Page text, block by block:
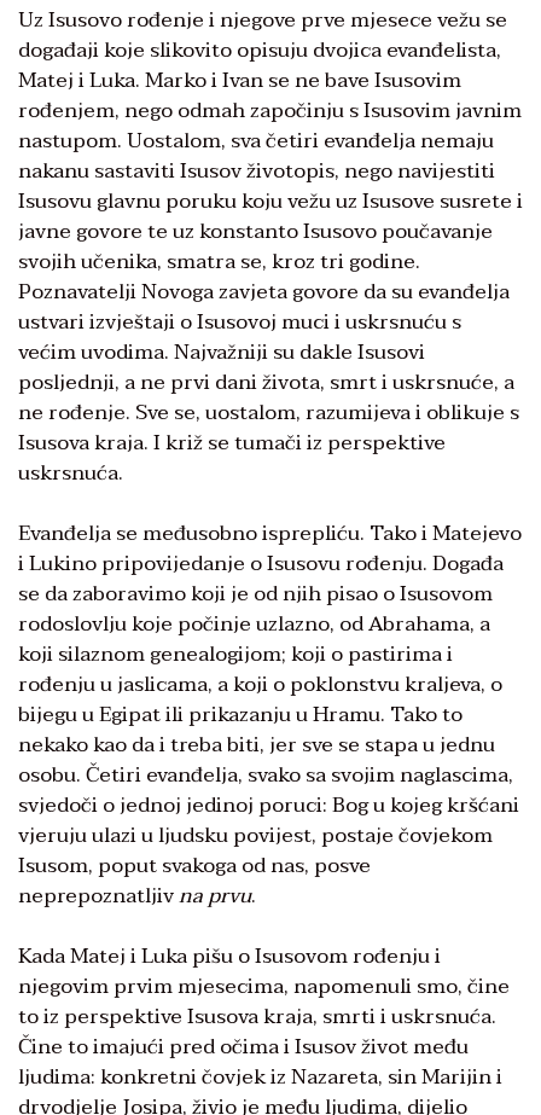
Uz Isusovo rođenje i njegove prve mjesece vežu se
događaji koje slikovito opisuju dvojica evanđelista,
Matej i Luka. Marko i Ivan se ne bave Isusovim
rođenjem, nego odmah započinju s Isusovim javnim
nastupom. Uostalom, sva četiri evanđelja nemaju
nakanu sastaviti Isusov životopis, nego navijestiti
Isusovu glavnu poruku koju vežu uz Isusove susrete i
javne govore te uz konstanto Isusovo poučavanje
svojih učenika, smatra se, kroz tri godine.
Poznavatelji Novoga zavjeta govore da su evanđelja
ustvari izvještaji o Isusovoj muci i uskrsnuću s
većim uvodima. Najvažniji su dakle Isusovi
posljednji, a ne prvi dani života, smrt i uskrsnuće, a
ne rođenje. Sve se, uostalom, razumijeva i oblikuje s
Isusova kraja. I križ se tumači iz perspektive
uskrsnuća.
Evanđelja se međusobno isprepliću. Tako i Matejevo
i Lukino pripovijedanje o Isusovu rođenju. Događa
se da zaboravimo koji je od njih pisao o Isusovom
rodoslovlju koje počinje uzlazno, od Abrahama, a
koji silaznom genealogijom; koji o pastirima i
rođenju u jaslicama, a koji o poklonstvu kraljeva, o
bijegu u Egipat ili prikazanju u Hramu. Tako to
nekako kao da i treba biti, jer sve se stapa u jednu
osobu. Četiri evanđelja, svako sa svojim naglascima,
svjedoči o jednoj jedinoj poruci: Bog u kojeg kršćani
vjeruju ulazi u ljudsku povijest, postaje čovjekom
Isusom, poput svakoga od nas, posve
neprepoznatljivna prvu.
Kada Matej i Luka pišu o Isusovom rođenju i
njegovim prvim mjesecima, napomenuli smo, čine
to iz perspektive Isusova kraja, smrti i uskrsnuća.
Čine to imajući pred očima i Isusov život među
ljudima: konkretni čovjek iz Nazareta, sin Marijin i
drvodjelje Josipa, živio je među ljudima, dijelio